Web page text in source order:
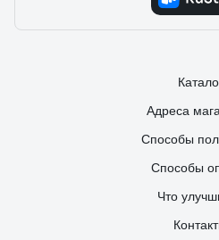
Адреса
Способы
Способы
Что